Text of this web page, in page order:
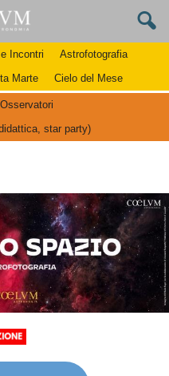
Incontri
Astrofotografia
Marte Cielo del Mese
star party)